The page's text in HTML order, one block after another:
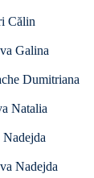
Călin
Galina
Dumitriana
Natalia
Nadejda